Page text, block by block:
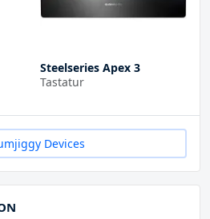
Steelseries Apex 3
Tastatur
Devices